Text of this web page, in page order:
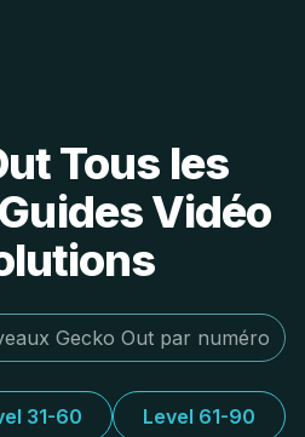
Tous les
Vidéo
31-60 Level 61-90